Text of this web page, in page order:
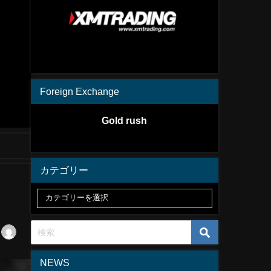
Foreign Exchange
Gold rush
カテゴリー
NEWS